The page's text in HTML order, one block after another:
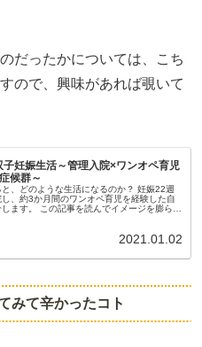
だったかについては、こち
ので、興味があれば覗いて
子妊娠生活～管理入院×ワンオペ育児
候群～
、どのような生活になるのか？ 妊娠22週
、約3か月間のワンオペ育児を経験した自
ます。 この記事を読んでイメージを膨らま
2021.01.02
みて辛かったコト